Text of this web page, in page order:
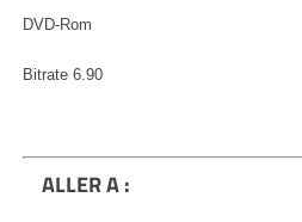
DVD-Rom
Bitrate 6.90
ALLER A :